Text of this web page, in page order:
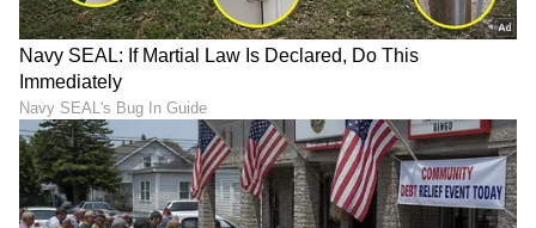
ಆರೋಗ್ಯ, ಸೌಂದರ್ಯ, ಫಿಟ್‌ನೆಸ್,ಕಿಚನ್ ಟಿಪ್ಸ್‌,
ಸಂಬಂಧ,ಫ್ಯಾಷನ್ ,ರೆಸಿಪಿ ಅಪ್ಡೇಟ್‌ಗಳಿಗಾಗಿ
ಏಷ್ಯಾನೆಟ್ ಸುವರ್ಣ ನ್ಯೂಸ್‌ ಫಾಲೋ ಮಾಡಿ.
ಸಂಪೂರ್ಣ ಮಾಹಿತಿ ಒಂದೇ ಕ್ಲಿಕ್‌ನಲ್ಲಿ ಲಭ್ಯ. ಏಷ್ಯಾನೆಟ್
ಸುವರ್ಣ ನ್ಯೂಸ್ ಅಧಿಕೃತ ಆ್ಯಪ್ ಡೌನ್‌ಲೋಡ್ ಮಾಡಿ
ಹಾಗು ಎಲ್ಲಾ ಅಪ್‌ಡೇಟ್ ಗಳನ್ನು ಪಡೆಯಿರಿ.